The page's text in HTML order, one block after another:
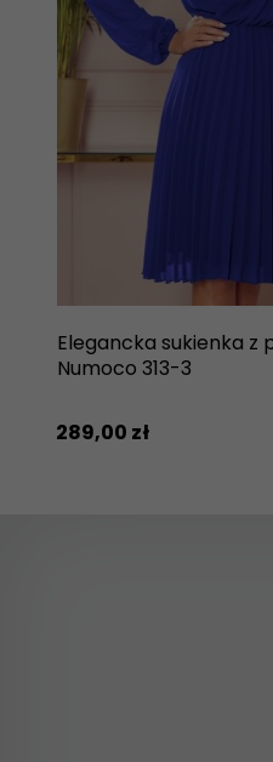
Elegancka sukienka z
Numoco 313-3
289,00 zł